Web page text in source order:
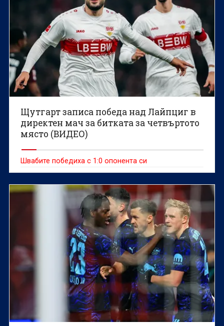
Щутгарт записа победа над Лайпциг в
директен мач за битката за четвъртото
място (ВИДЕО)
Швабите победиха с 1:0 опонента си